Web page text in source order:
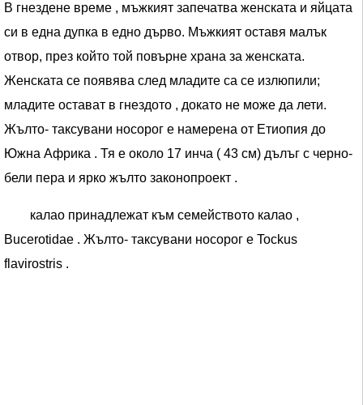
В гнездене време , мъжкият запечатва женската и яйцата
си в една дупка в едно дърво. Мъжкият оставя малък
отвор, през който той повърне храна за женската.
Женската се появява след младите са се излюпили;
младите остават в гнездото , докато не може да лети.
Жълто- таксувани носорог е намерена от Етиопия до
Южна Африка . Тя е около 17 инча ( 43 см) дълъг с черно-
бели пера и ярко жълто законопроект .
калао принадлежат към семейството калао ,
Bucerotidae . Жълто- таксувани носорог е Tockus
flavirostris .